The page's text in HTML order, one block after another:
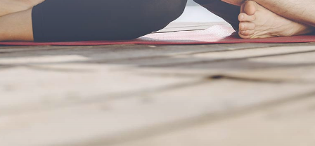
12 + 14= INVIA